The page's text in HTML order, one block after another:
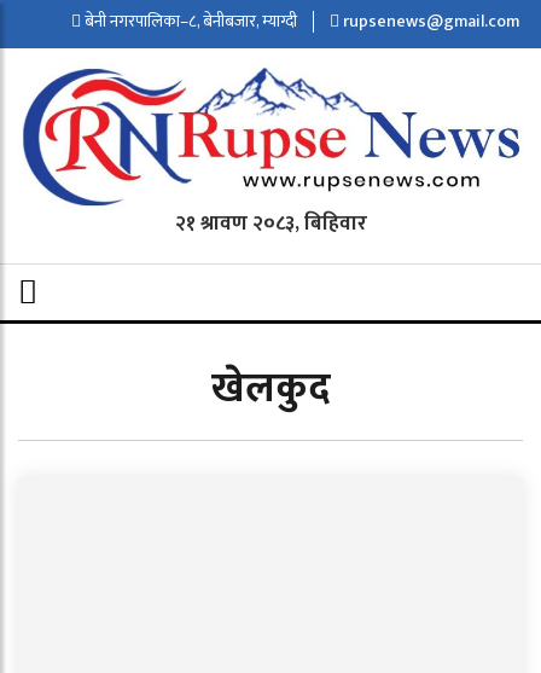
बेनी नगरपालिका–८, बेनीबजार, म्याग्दी rupsenews@gmail.com
२१ श्रावण २०८३, बिहिवार
खेलकुद